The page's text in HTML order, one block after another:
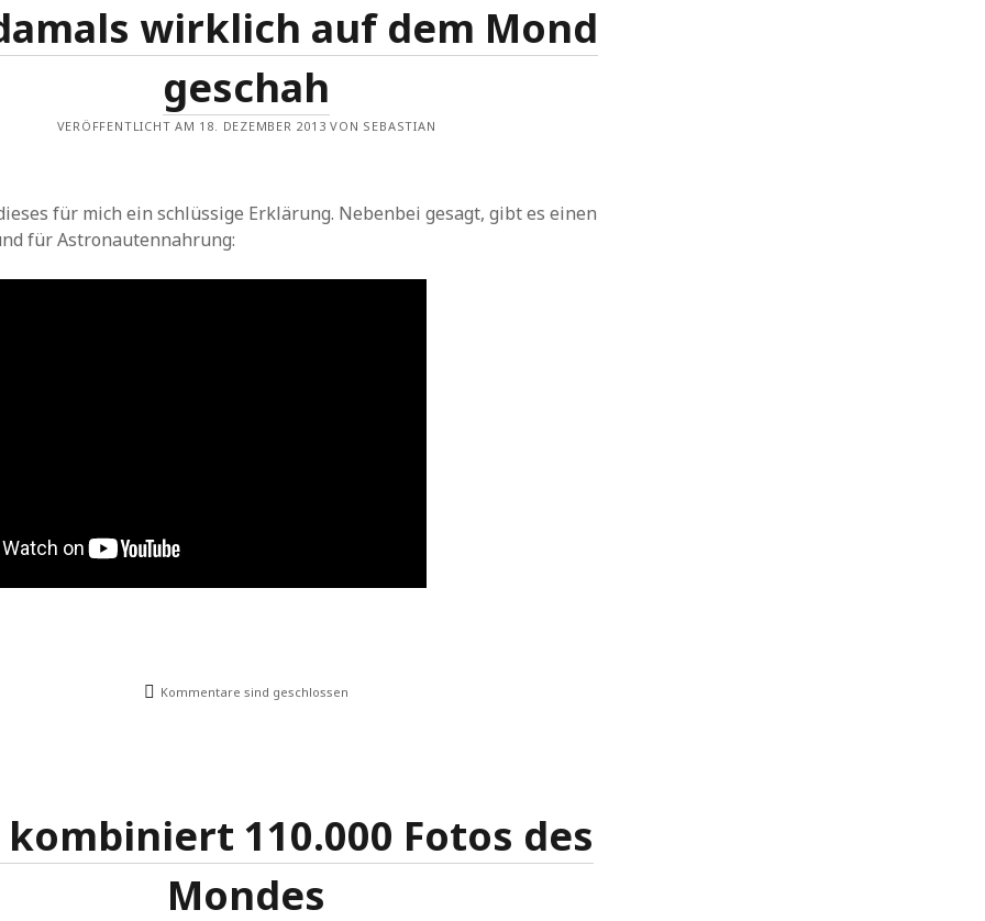
wirklich auf dem Mond
geschah
VERÖFFENTLICHT AM 18. DEZEMBER 2013 VON SEBASTIAN
für mich ein schlüssige Erklärung. Nebenbei gesagt, gibt es einen
für Astronautennahrung:
Kommentare sind geschlossen
kombiniert 110.000 Fotos des
Mondes